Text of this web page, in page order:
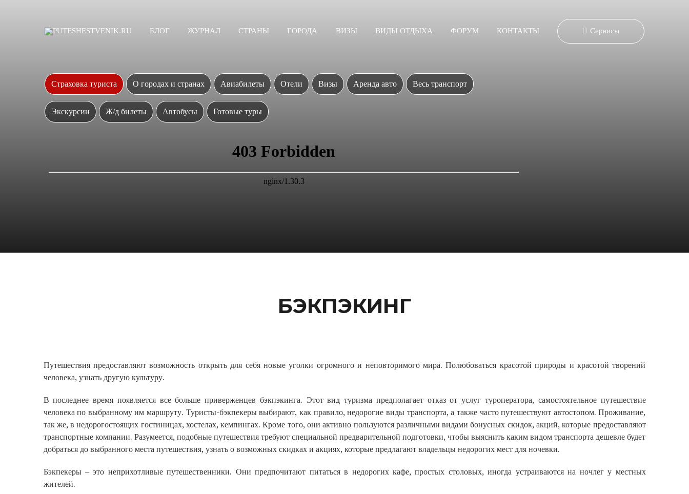
БЛОГ ЖУРНАЛ СТРАНЫ ГОРОДА ВИЗЫ ВИДЫ ОТДЫХА ФОРУМ КОНТАКТЫ Сервисы
Страховка туриста О городах и странах Авиабилеты Отели Визы Аренда авто Весь транспорт
Экскурсии Ж/д билеты Автобусы Готовые туры
БЭКПЭКИНГ
Путешествия предоставляют возможность открыть для себя новые уголки огромного и неповторимого мира. Полюбоваться красотой природы и красотой творений
человека, узнать другую культуру.
В последнее время появляется все больше приверженцев бэкпэкинга. Этот вид туризма предполагает отказ от услуг туроператора, самостоятельное путешествие
человека по выбранному им маршруту. Туристы-бэкпекеры выбирают, как правило, недорогие виды транспорта, а также часто путешествуют автостопом. Проживание,
так же, в недорогостоящих гостиницах, хостелах, кемпингах. Кроме того, они активно пользуются различными видами бонусных скидок, акций, которые предоставляют
транспортные компании. Разумеется, подобные путешествия требуют специальной предварительной подготовки, чтобы выяснить каким видом транспорта дешевле будет
добраться до выбранного места путешествия, узнать о возможных скидках и акциях, которые предлагают владельцы недорогих мест для ночевки.
Бэкпекеры – это неприхотливые путешественники. Они предпочитают питаться в недорогих кафе, простых столовых, иногда устраиваются на ночлег у местных
жителей.